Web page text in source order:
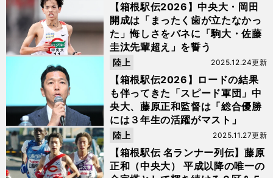
【箱根駅伝2026】中央大・岡田
開成は「まったく歯が立たなかっ
た」悔しさをバネに「駒大・佐藤
圭汰先輩超え」を誓う
【箱根駅伝2026】ロードの結果
も伴ってきた「スピード軍団」中
央大、藤原正和監督は「総合優勝
には３年生の活躍がマスト」
2025.12.24更新
陸上
【箱根駅伝 名ランナー列伝】藤原
正和（中央大） 平成以降の唯一の
2025.11.27更新
陸上